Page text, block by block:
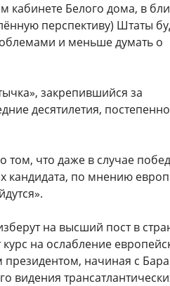
кабинете Белого дома, в
перспективу) Штаты
и меньше думать о
закрепившийся за
десятилетия,
том, что даже в случае
кандидата, по мнению
на высший пост в
на ослабление
начиная с
видения